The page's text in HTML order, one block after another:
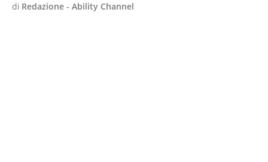
di Redazione - Ability Channel